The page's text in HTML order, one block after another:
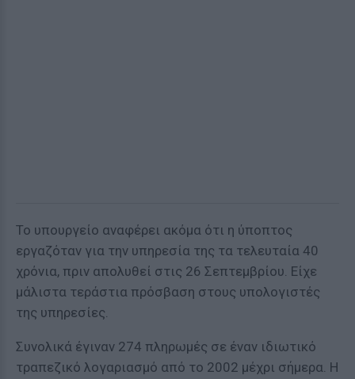
Το υπουργείο αναφέρει ακόμα ότι η ύποπτος
εργαζόταν για την υπηρεσία της τα τελευταία 40
χρόνια, πριν απολυθεί στις 26 Σεπτεμβρίου. Είχε
μάλιστα τεράστια πρόσβαση στους υπολογιστές
της υπηρεσίες.
Συνολικά έγιναν 274 πληρωμές σε έναν ιδιωτικό
τραπεζικό λογαριασμό από το 2002 μέχρι σήμερα. Η